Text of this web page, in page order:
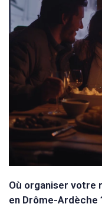
Où organiser votre
en Drôme-Ardèche